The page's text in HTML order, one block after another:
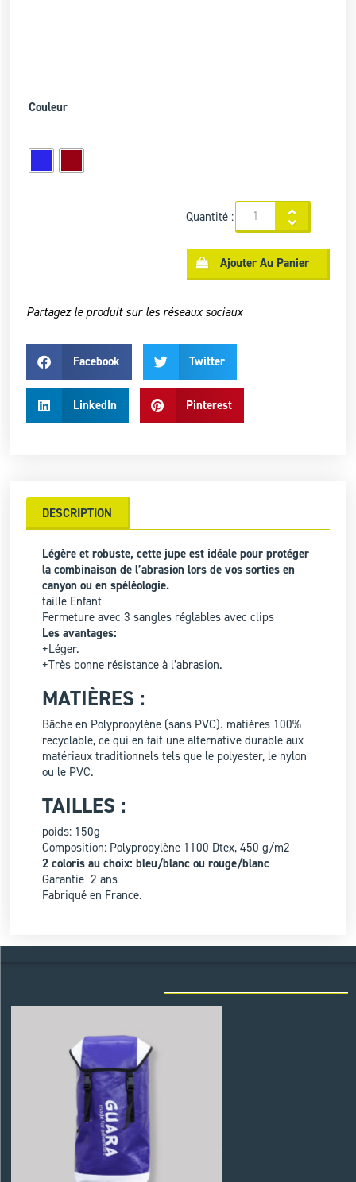
Couleur
Quantité :
Ajouter Au Panier
Partagez le produit sur les réseaux sociaux
Facebook Twitter
LinkedIn Pinterest
DESCRIPTION
Légère et robuste, cette jupe est idéale pour protéger
la combinaison de l’abrasion lors de vos sorties en
canyon ou en spéléologie.
taille Enfant
Fermeture avec 3 sangles réglables avec clips
Les avantages:
+Léger.
+Très bonne résistance à l’abrasion.
MATIÈRES :
Bâche en Polypropylène (sans PVC). matières 100%
recyclable, ce qui en fait une alternative durable aux
matériaux traditionnels tels que le polyester, le nylon
ou le PVC.
TAILLES :
poids: 150g
Composition: Polypropylène 1100 Dtex, 450 g/m2
2 coloris au choix: bleu/blanc ou rouge/blanc
Garantie 2 ans
Fabriqué en France.